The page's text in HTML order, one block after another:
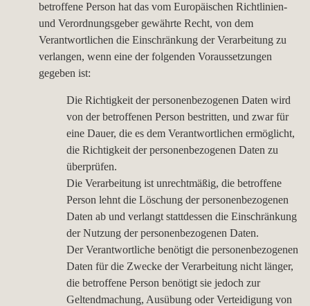
betroffene Person hat das vom Europäischen Richtlinien-
und Verordnungsgeber gewährte Recht, von dem
Verantwortlichen die Einschränkung der Verarbeitung zu
verlangen, wenn eine der folgenden Voraussetzungen
gegeben ist:
Die Richtigkeit der personenbezogenen Daten wird
von der betroffenen Person bestritten, und zwar für
eine Dauer, die es dem Verantwortlichen ermöglicht,
die Richtigkeit der personenbezogenen Daten zu
überprüfen.
Die Verarbeitung ist unrechtmäßig, die betroffene
Person lehnt die Löschung der personenbezogenen
Daten ab und verlangt stattdessen die Einschränkung
der Nutzung der personenbezogenen Daten.
Der Verantwortliche benötigt die personenbezogenen
Daten für die Zwecke der Verarbeitung nicht länger,
die betroffene Person benötigt sie jedoch zur
Geltendmachung, Ausübung oder Verteidigung von